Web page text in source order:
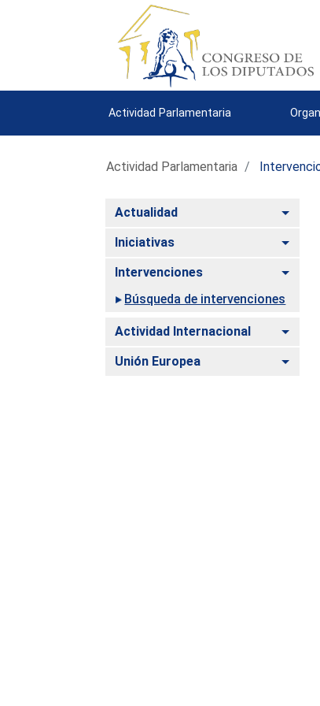
Actividad Parlamentaria
Actividad Parlamentaria
Actualidad
Iniciativas
Intervenciones
Búsqueda de intervenciones
Actividad Internacional
Unión Europea